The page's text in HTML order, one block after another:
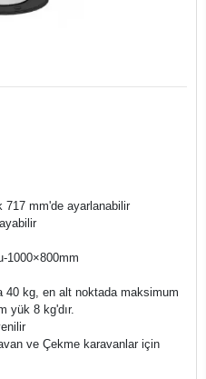
mm'de ayarlanabilir
1000×800mm
kg, en alt noktada maksimum
yük 8 kg'dır.
ve Çekme karavanlar için